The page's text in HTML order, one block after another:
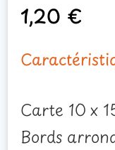
1,20 €
Carte 10 x
Bords